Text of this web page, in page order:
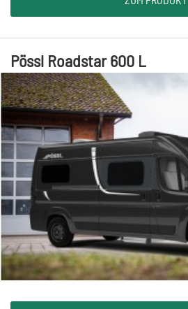
Pössl Roadstar 600 L